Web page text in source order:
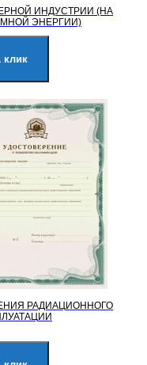
ИНДУСТРИИ (НА
ЭНЕРГИИ)
клик
РАДИАЦИОННОГО